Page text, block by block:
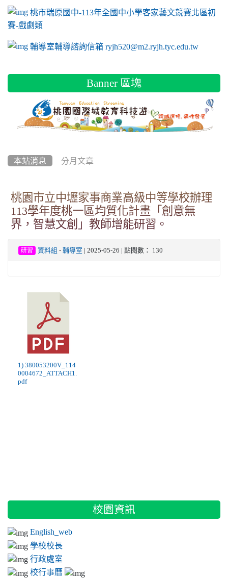
link to https://tyc.entry.edu.tw/NoExamImitate_TL/
桃市瑞原國中-113年全國中小學客家藝文競賽北區初
賽-戲劇類
link to https://tyc.entry.edu.tw/NoExamImitate_TL/
輔導室輔導諮詢信箱 ryjh520@m2.ryjh.tyc.edu.tw
Banner 區塊
本站消息 分月文章
桃園市立中壢家事商業高級中等學校辦理
113學年度桃一區均質化計畫「創意無
界，智慧文創」教師增能研習。
研習 資料組 - 輔導室 | 2025-05-26 | 點閱數： 130
1) 380053200V_114
0004672_ATTACH1.
pdf
::: 校園資訊
English_web
學校校長
行政處室
校行事曆